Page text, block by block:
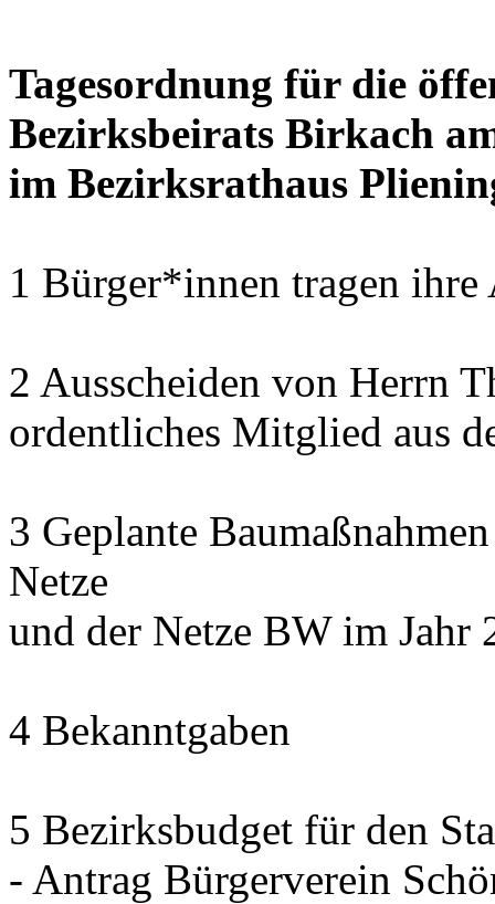
Tagesordnung für die
Bezirksbeirats Birkach
im Bezirksrathaus
1 Bürger*innen tragen
2 Ausscheiden von Herrn
ordentliches Mitglied aus
3 Geplante
Netze
und der Netze BW im Jahr
4 Bekanntgaben
5 Bezirksbudget für den
- Antrag Bürgerverein